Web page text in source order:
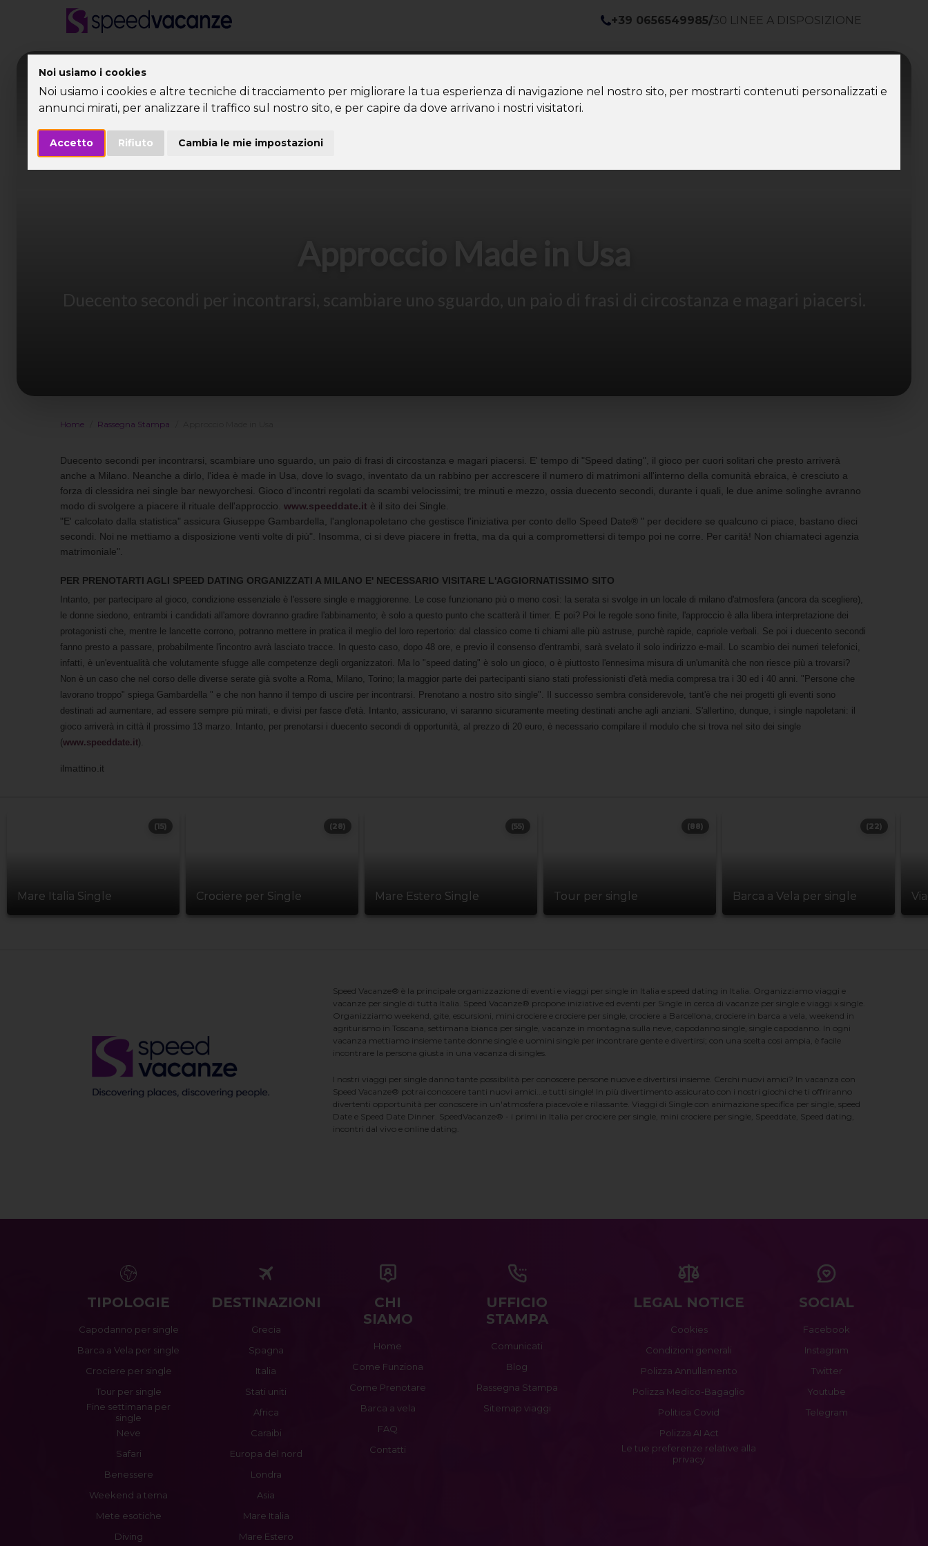
Noi usiamo i cookies
Noi usiamo i cookies e altre tecniche di tracciamento per migliorare la tua esperienza di navigazione nel nostro sito, per mostrarti contenuti personalizzati e
annunci mirati, per analizzare il traffico sul nostro sito, e per capire da dove arrivano i nostri visitatori.
Accetto Rifiuto Cambia le mie impostazioni
+39 0656549985/30 LINEE A DISPOSIZIONE
Home Rassegna Stampa
Duecento secondi per incontrarsi, scambiare uno sguardo, un paio di frasi di circostanza e magari piacersi. E' tempo di "Speed dating", il gioco per cuori solitari che presto arriverà
anche a Milano. Neanche a dirlo, l'idea è made in Usa, dove lo svago, inventato da un rabbino per accrescere il numero di matrimoni all'interno della comunità ebraica, è cresciuto a
forza di clessidra nei single bar newyorchesi. Gioco d'incontri regolati da scambi velocissimi; tre minuti e mezzo, ossia duecento secondi, durante i quali, le due anime solinghe avranno
modo di svolgere a piacere il rituale dell'approccio. www.speeddate.it è il sito dei Single.
"E' calcolato dalla statistica" assicura Giuseppe Gambardella, l'anglonapoletano che gestisce l'iniziativa per conto dello Speed Date® " per decidere se qualcuno ci piace, bastano dieci
secondi. Noi ne mettiamo a disposizione venti volte di più". Insomma, ci si deve piacere in fretta, ma da qui a compromettersi di tempo poi ne corre. Per carità! Non chiamateci agenzia
matrimoniale".
PER PRENOTARTI AGLI SPEED DATING ORGANIZZATI A MILANO E' NECESSARIO VISITARE L'AGGIORNATISSIMO SITO
Intanto, per partecipare al gioco, condizione essenziale è l'essere single e maggiorenne. Le cose funzionano più o meno così: la serata si svolge in un locale di milano d'atmosfera (ancora da scegliere),
le donne siedono, entrambi i candidati all'amore dovranno gradire l'abbinamento; è solo a questo punto che scatterà il timer. E poi? Poi le regole sono finite, l'approccio è alla libera interpretazione dei
protagonisti che, mentre le lancette corrono, potranno mettere in pratica il meglio del loro repertorio: dal classico come ti chiami alle più astruse, purchè rapide, capriole verbali. Se poi i duecento secondi
fanno presto a passare, probabilmente l'incontro avrà lasciato tracce. In questo caso, dopo 48 ore, e previo il consenso d'entrambi, sarà svelato il solo indirizzo e-mail. Lo scambio dei numeri telefonici,
infatti, è un'eventualità che volutamente sfugge alle competenze degli organizzatori. Ma lo "speed dating" è solo un gioco, o è piuttosto l'ennesima misura di un'umanità che non riesce più a trovarsi?
Non è un caso che nel corso delle diverse serate già svolte a Roma, Milano, Torino; la maggior parte dei partecipanti siano stati professionisti d'età media compresa tra i 30 ed i 40 anni. "Persone che
lavorano troppo" spiega Gambardella " e che non hanno il tempo di uscire per incontrarsi. Prenotano a nostro sito single". Il successo sembra considerevole, tant'è che nei progetti gli eventi sono
destinati ad aumentare, ad essere sempre più mirati, e divisi per fasce d'età. Intanto, assicurano, vi saranno sicuramente meeting destinati anche agli anziani. S'allertino, dunque, i single napoletani: il
gioco arriverà in città il prossimo 13 marzo. Intanto, per prenotarsi i duecento secondi di opportunità, al prezzo di 20 euro, è necessario compilare il modulo che si trova nel sito dei single
(www.speeddate.it).
ilmattino.it
Mare Italia Single
(15)
Crociere per Single
(28)
Mare Estero Single
(55)
Tour per single
(88)
Barca a Vela per single
(22)
Speed Vacanze® è la principale organizzazione di eventi e viaggi per single in Italia e speed dating in Italia. Organizziamo viaggi e
vacanze per single di tutta Italia. Speed Vacanze® propone iniziative ed eventi per Single in cerca di vacanze per single e viaggi x single.
Organizziamo weekend, gite, escursioni, mini crociere e crociere per single, crociere a Barcellona, crociere in barca a vela, weekend in
agriturismo in Toscana, settimana bianca per single, vacanze in montagna sulla neve, capodanno single, single capodanno. In ogni
vacanza mettiamo insieme tante donne single e uomini single per incontrare gente e divertirsi; con una scelta cosi ampia, è facile
incontrare la persona giusta in una vacanza di singles.
I nostri viaggi per single danno tante possibilità per conoscere persone nuove e divertirsi insieme. Cerchi nuovi amici? In vacanza con
Speed Vacanze® potrai conoscere tanti nuovi amici...e tutti single! In più divertimento assicurato con i nostri giochi che ti offriranno
divertenti opportunità per conoscere in un'atmosfera piacevole e rilassante. Viaggi di Single con animazione specifica per single, speed
Date e Speed Date Dinner. SpeedVacanze® - i primi in Italia per crociere per single, mini crociere per single, Speeddate, Speed dating,
incontri dal vivo e online dating.
TIPOLOGIE
Capodanno per single
Barca a Vela per single
Crociere per single
Tour per single
Fine settimana per
single
Neve
Safari
Benessere
Weekend a tema
Mete esotiche
Diving
DESTINAZIONI
Grecia
Spagna
Italia
Stati uniti
Africa
Caraibi
Europa del nord
Londra
Asia
Mare Italia
Mare Estero
CHI
SIAMO
Home
Come Funziona
Come Prenotare
Barca a vela
FAQ
Contatti
UFFICIO
STAMPA
Comunicati
Blog
Rassegna Stampa
Sitemap viaggi
LEGAL NOTICE
Cookies
Condizioni generali
Polizza Annullamento
Polizza Medico-Bagaglio
Politica Covid
Polizza AI Act
Le tue preferenze relative alla
privacy
SOCIAL
Facebook
Instagram
Twitter
Youtube
Telegram